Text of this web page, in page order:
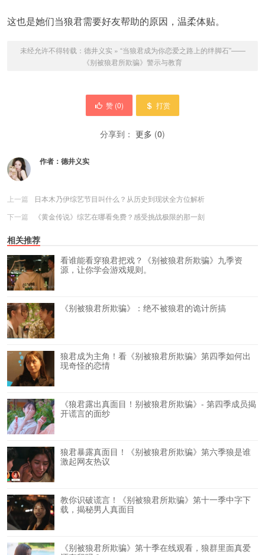
这也是她们当狼君需要好友帮助的原因，温柔体贴。
未经允许不得转载： 德井义实 » “当狼君成为你恋爱之路上的绊脚石”——
《别被狼君所欺骗》警示与教育
赞 (0) 打赏
分享到： 更多 (0)
作者： 德井义实
上一篇
日本木乃伊综艺节目叫什么？从历史到现状全方位解析
下一篇
《黄金传说》综艺在哪看免费？感受挑战极限的那一刻
相关推荐
看谁能看穿狼君把戏？《别被狼君所欺骗》九季资
源，让你学会游戏规则。
《别被狼君所欺骗》：绝不被狼君的诡计所搞
狼君成为主角！看《别被狼君所欺骗》第四季如何出
现奇怪的恋情
《狼君露出真面目！别被狼君所欺骗》- 第四季成员揭
开谎言的面纱
狼君暴露真面目！《别被狼君所欺骗》第六季狼是谁
激起网友热议
教你识破谎言！《别被狼君所欺骗》第十一季中字下
载，揭秘男人真面目
《别被狼君所欺骗》第十季在线观看，狼群里面真爱